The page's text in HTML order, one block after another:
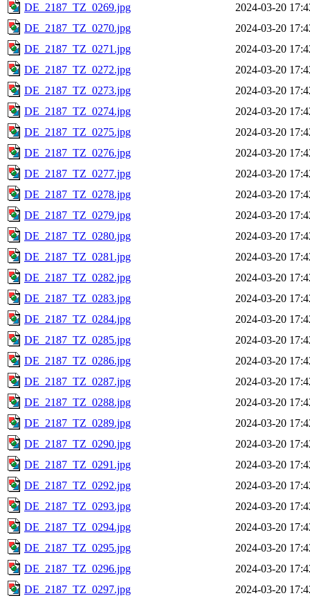
DE_2187_TZ_0269.jpg
2024-03-20
DE_2187_TZ_0270.jpg
2024-03-20
DE_2187_TZ_0271.jpg
2024-03-20
DE_2187_TZ_0272.jpg
2024-03-20
DE_2187_TZ_0273.jpg
2024-03-20
DE_2187_TZ_0274.jpg
2024-03-20
DE_2187_TZ_0275.jpg
2024-03-20
DE_2187_TZ_0276.jpg
2024-03-20
DE_2187_TZ_0277.jpg
2024-03-20
DE_2187_TZ_0278.jpg
2024-03-20
DE_2187_TZ_0279.jpg
2024-03-20
DE_2187_TZ_0280.jpg
2024-03-20
DE_2187_TZ_0281.jpg
2024-03-20
DE_2187_TZ_0282.jpg
2024-03-20
DE_2187_TZ_0283.jpg
2024-03-20
DE_2187_TZ_0284.jpg
2024-03-20
DE_2187_TZ_0285.jpg
2024-03-20
DE_2187_TZ_0286.jpg
2024-03-20
DE_2187_TZ_0287.jpg
2024-03-20
DE_2187_TZ_0288.jpg
2024-03-20
DE_2187_TZ_0289.jpg
2024-03-20
DE_2187_TZ_0290.jpg
2024-03-20
DE_2187_TZ_0291.jpg
2024-03-20
DE_2187_TZ_0292.jpg
2024-03-20
DE_2187_TZ_0293.jpg
2024-03-20
DE_2187_TZ_0294.jpg
2024-03-20
DE_2187_TZ_0295.jpg
2024-03-20
DE_2187_TZ_0296.jpg
2024-03-20
DE_2187_TZ_0297.jpg
2024-03-20